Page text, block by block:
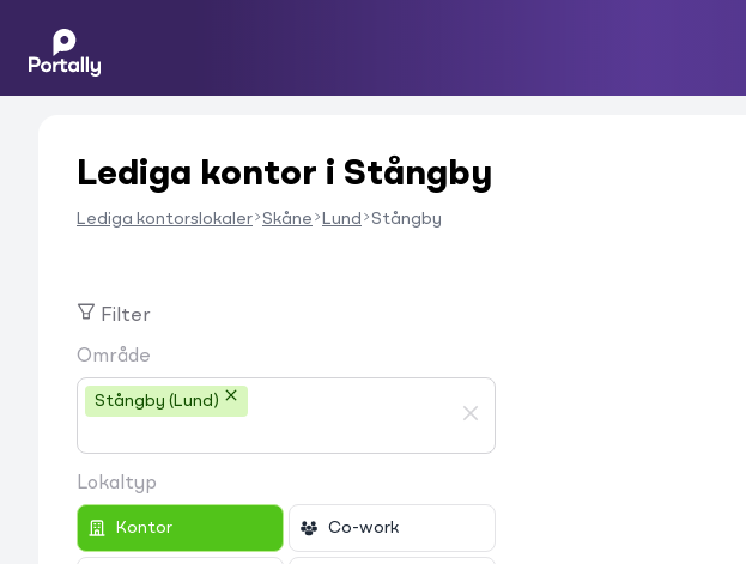
Lediga kontor i Stångby
Lediga kontorslokaler Skåne Lund Stångby
Filter
Område
Stångby (Lund)
Lokaltyp
Kontor Co-work